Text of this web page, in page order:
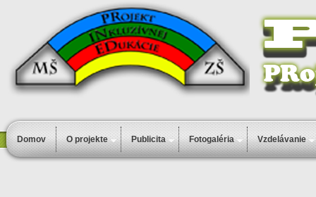
Domov O projekte Publicita Fotogaléria Vzdelávanie